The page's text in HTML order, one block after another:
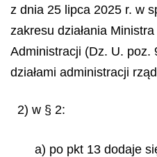
z dnia 25 lipca 2025 r. w
zakresu działania
Administracji (Dz. U. poz.
działami administracji
2) w § 2:
a) po pkt 13 dodaje